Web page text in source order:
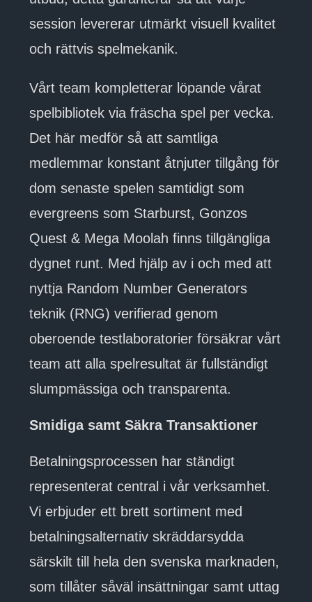
session levererar utmärkt visuell kvalitet
och rättvis spelmekanik.
Vårt team kompletterar löpande vårat
spelbibliotek via fräscha spel per vecka.
Det här medför så att samtliga
medlemmar konstant åtnjuter tillgång för
dom senaste spelen samtidigt som
evergreens som Starburst, Gonzos
Quest & Mega Moolah finns tillgängliga
dygnet runt. Med hjälp av i och med att
nyttja Random Number Generators
teknik (RNG) verifierad genom
oberoende testlaboratorier försäkrar vårt
team att alla spelresultat är fullständigt
slumpmässiga och transparenta.
Smidiga samt Säkra Transaktioner
Betalningsprocessen har ständigt
representerat central i vår verksamhet.
Vi erbjuder ett brett sortiment med
betalningsalternativ skräddarsydda
särskilt till hela den svenska marknaden,
som tillåter såväl insättningar samt uttag